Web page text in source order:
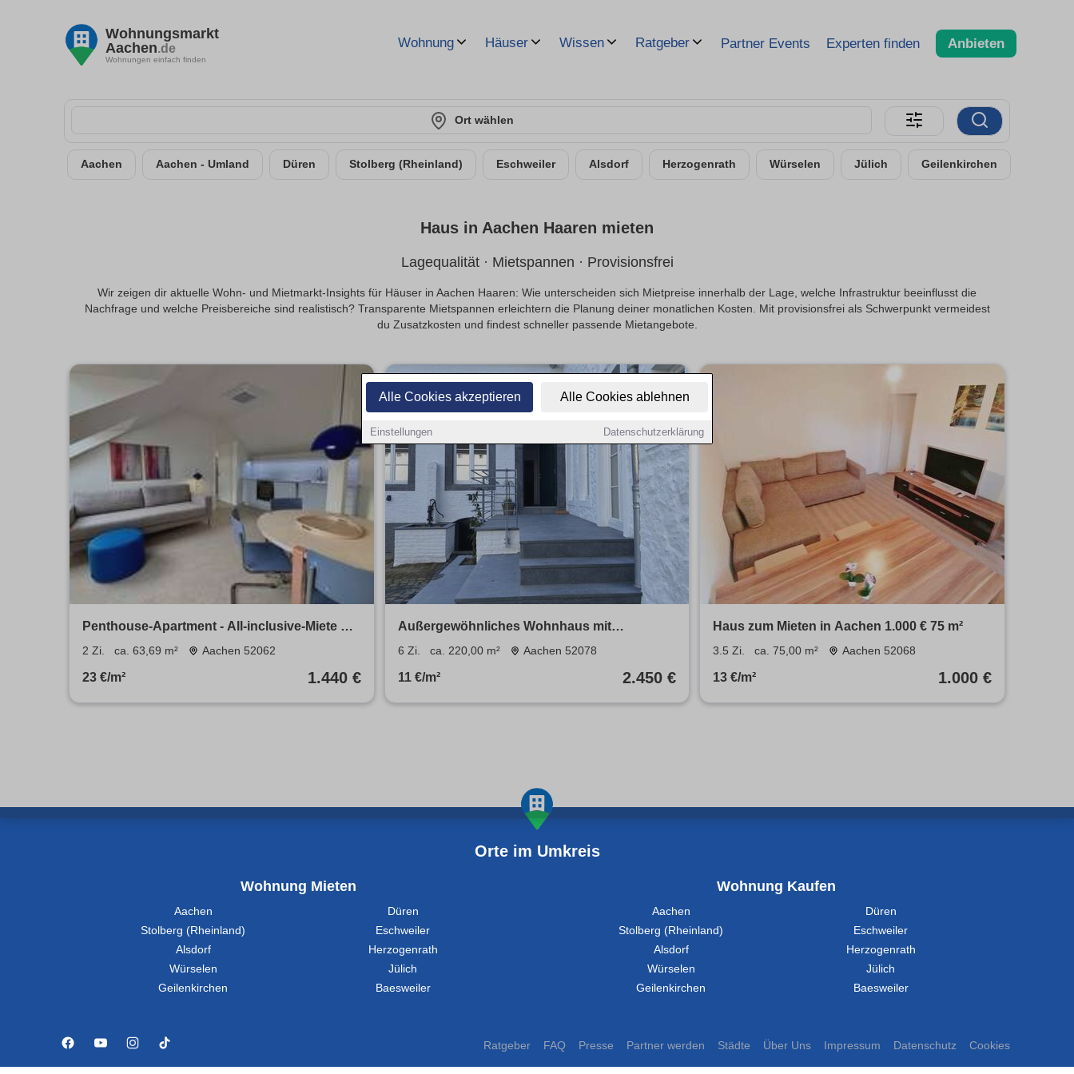
Alle Cookies akzeptieren Alle Cookies ablehnen
Einstellungen Datenschutzerklärung
Wohnungsmarkt
Aachen.de
Wohnungen einfach finden
Wohnung Häuser Wissen Ratgeber Partner Events Experten finden Anbieten
Ort wählen
Aachen Aachen - Umland Düren Stolberg (Rheinland) Eschweiler Alsdorf Herzogenrath Würselen Jülich Geilenkirchen
Haus in Aachen Haaren mieten
Lagequalität · Mietspannen · Provisionsfrei
Wir zeigen dir aktuelle Wohn- und Mietmarkt-Insights für Häuser in Aachen Haaren: Wie unterscheiden sich Mietpreise innerhalb der Lage, welche Infrastruktur beeinflusst die
Nachfrage und welche Preisbereiche sind realistisch? Transparente Mietspannen erleichtern die Planung deiner monatlichen Kosten. Mit provisionsfrei als Schwerpunkt vermeidest
du Zusatzkosten und findest schneller passende Mietangebote.
Penthouse-Apartment - All-inclusive-Miete &
vollständige Möblierung - Wohneinheit 37
2 Zi. ca. 63,69 m² Aachen 52062
23 €/m² 1.440 €
Außergewöhnliches Wohnhaus mit
Geschichte zur Miete
6 Zi. ca. 220,00 m² Aachen 52078
11 €/m² 2.450 €
Haus zum Mieten in Aachen 1.000 € 75 m²
3.5 Zi. ca. 75,00 m² Aachen 52068
13 €/m² 1.000 €
Orte im Umkreis
Wohnung Mieten
Aachen
Düren
Stolberg (Rheinland)
Eschweiler
Alsdorf
Herzogenrath
Würselen
Jülich
Geilenkirchen
Baesweiler
Wohnung Kaufen
Aachen
Düren
Stolberg (Rheinland)
Eschweiler
Alsdorf
Herzogenrath
Würselen
Jülich
Geilenkirchen
Baesweiler
Ratgeber FAQ Presse Partner werden Städte Über Uns Impressum Datenschutz Cookies